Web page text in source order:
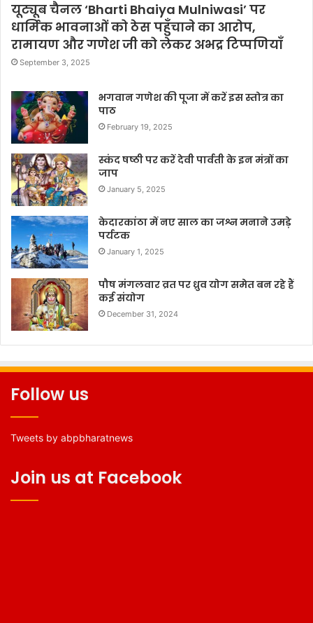
यूट्यूब चैनल ‘Bharti Bhaiya Mulniwasi’ पर
धार्मिक भावनाओं को ठेस पहुँचाने का आरोप,
रामायण और गणेश जी को लेकर अभद्र टिप्पणियाँ
September 3, 2025
भगवान गणेश की पूजा में करें इस स्तोत्र का
पाठ
February 19, 2025
स्कंद षष्ठी पर करें देवी पार्वती के इन मंत्रों का
जाप
January 5, 2025
केदारकांठा में नए साल का जश्न मनाने उमड़े
पर्यटक
January 1, 2025
पौष मंगलवार व्रत पर ध्रुव योग समेत बन रहे हैं
कई संयोग
December 31, 2024
Follow us
Tweets by abpbharatnews
Join us at Facebook